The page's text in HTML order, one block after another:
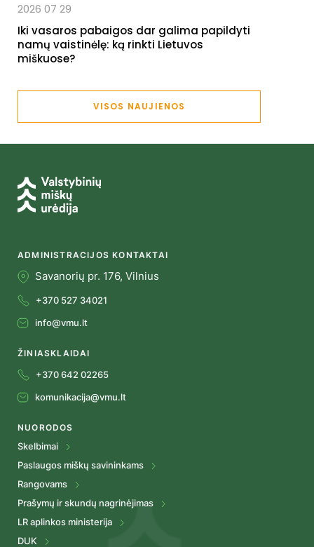
2026 07 29
Iki vasaros pabaigos dar galima papildyti
namų vaistinėlę: ką rinkti Lietuvos
miškuose?
VISOS NAUJIENOS
ADMINISTRACIJOS KONTAKTAI
Savanorių pr. 176, Vilnius
+370 527 34021
info@vmu.lt
ŽINIASKLAIDAI
+370 642 02265
komunikacija@vmu.lt
NUORODOS
Skelbimai
Paslaugos miškų savininkams
Rangovams
Prašymų ir skundų nagrinėjimas
LR aplinkos ministerija
DUK